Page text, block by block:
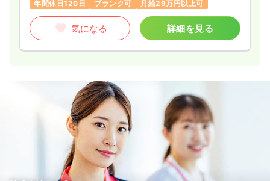
年間休日120日
ブランク可 月給29万円以上可
気になる 詳細を見る